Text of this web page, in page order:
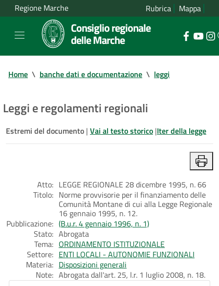
Regione Marche Rubrica Mappa
Consiglio regionale
delle Marche
Home \ banche dati e documentazione \ leggi
Leggi e regolamenti regionali
Estremi del documento | Vai al testo storico |Iter della legge
Atto: LEGGE REGIONALE 28 dicembre 1995, n. 66
Titolo: Norme provvisorie per il finanziamento delle
Comunità Montane di cui alla Legge Regionale
16 gennaio 1995, n. 12.
Pubblicazione: (B.u.r. 4 gennaio 1996, n. 1)
Stato: Abrogata
Tema: ORDINAMENTO ISTITUZIONALE
Settore: ENTI LOCALI - AUTONOMIE FUNZIONALI
Materia: Disposizioni generali
Note: Abrogata dall'art. 25, l.r. 1 luglio 2008, n. 18.